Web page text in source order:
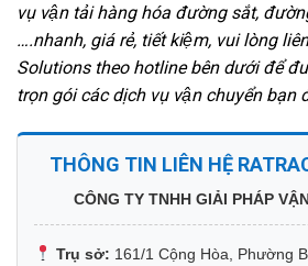
vụ vận tải hàng hóa đường sắt,
….nhanh, giá rẻ, tiết kiệm, vui lòng
Solutions theo hotline bên dưới để
trọn gói các dịch vụ vận chuyển bạn
THÔNG TIN LIÊN HỆ
CÔNG TY TNHH GIẢI PHÁP
Trụ sở: 161/1 Cộng Hòa, Phường